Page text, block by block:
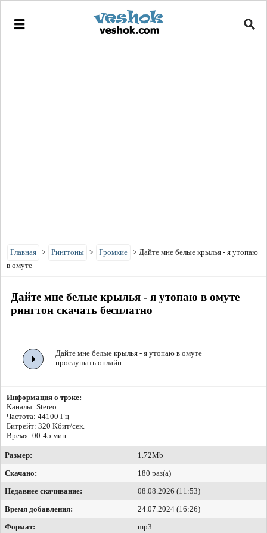
Главная > Рингтоны > Громкие > Дайте мне белые крылья - я утопаю
в омуте
Дайте мне белые крылья - я утопаю в омуте
рингтон скачать бесплатно
Дайте мне белые крылья - я утопаю в омуте
прослушать онлайн
Информация о трэке:
Каналы: Stereo
Частота: 44100 Гц
Битрейт: 320 Кбит/сек.
Время: 00:45 мин
Размер:
1.72Mb
Скачано:
180 раз(а)
Недавнее скачивание:
08.08.2026 (11:53)
Время добавления:
24.07.2024 (16:26)
Формат:
mp3